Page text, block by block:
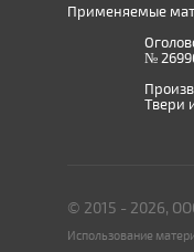
Применяемые
№
Твери
© 2015 - 2026,
Использование